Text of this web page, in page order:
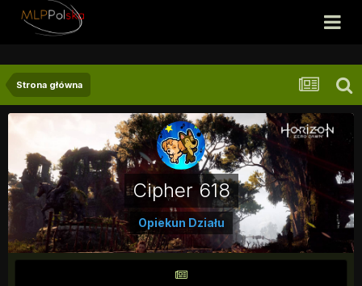
Strona główna
Cipher 618
Opiekun Działu